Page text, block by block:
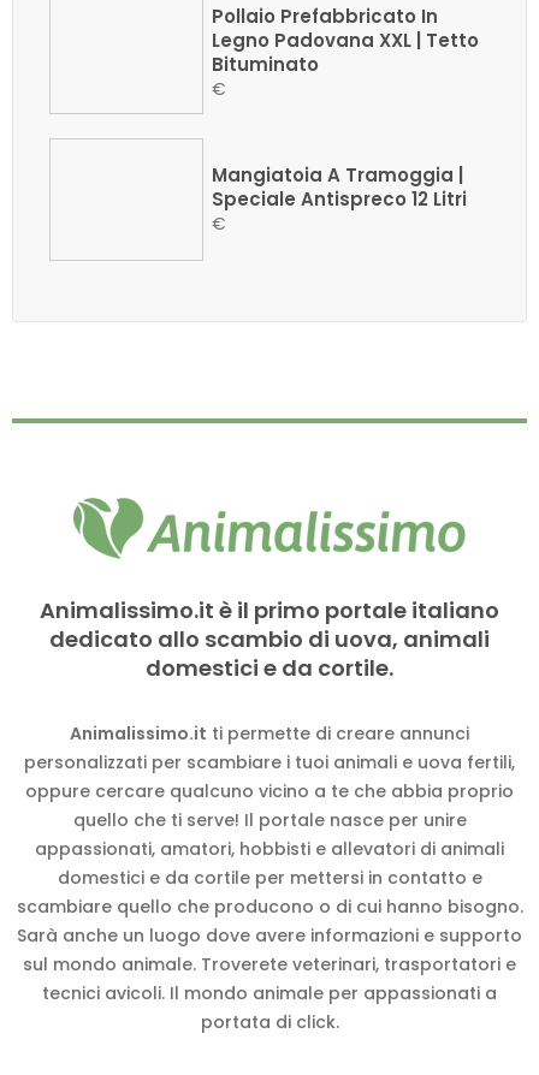
Pollaio Prefabbricato In
Legno Padovana XXL | Tetto
Bituminato
€
Mangiatoia A Tramoggia |
Speciale Antispreco 12 Litri
€
Animalissimo.it è il primo portale italiano
dedicato allo scambio di uova, animali
domestici e da cortile.
Animalissimo.it ti permette di creare annunci
personalizzati per scambiare i tuoi animali e uova fertili,
oppure cercare qualcuno vicino a te che abbia proprio
quello che ti serve! Il portale nasce per unire
appassionati, amatori, hobbisti e allevatori di animali
domestici e da cortile per mettersi in contatto e
scambiare quello che producono o di cui hanno bisogno.
Sarà anche un luogo dove avere informazioni e supporto
sul mondo animale. Troverete veterinari, trasportatori e
tecnici avicoli. Il mondo animale per appassionati a
portata di click.